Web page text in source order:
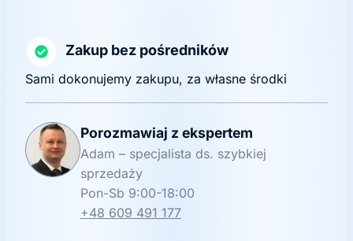
Zakup bez pośredników
Sami dokonujemy zakupu, za własne środki
Porozmawiaj z ekspertem
Adam – specjalista ds. szybkiej
sprzedaży
Pon-Sb 9:00-18:00
+48 609 491 177